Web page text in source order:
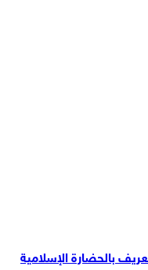
بالحضارة الإسلامية